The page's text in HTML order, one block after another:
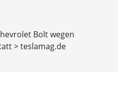
Bolt wegen
> teslamag.de